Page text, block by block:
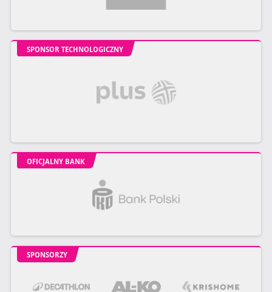
SPONSOR TECHNOLOGICZNY
OFICJALNY BANK
SPONSORZY